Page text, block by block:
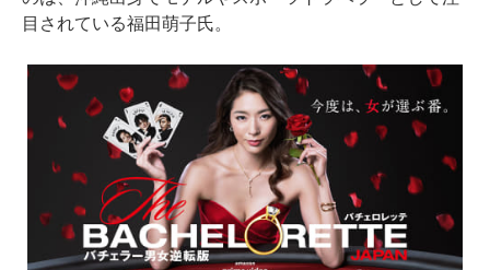
目されている福田萌子氏。